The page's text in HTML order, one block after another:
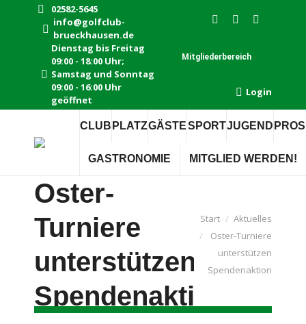
02582-5645
info@golfclub-
brueckhausen.de
Dienstag bis Freitag
09:00 - 18:00 Uhr;
Samstag und Sonntag
09:00 - 16:00 Uhr
geöffnet
Instagram
opens
Facebook
opens
new
E-
in
window
Mitgliederbereich
Login
CLUB PLATZGÄSTESPORTJUGEND PROS
GASTRONOMIE MITGLIED WERDEN!
Oster-
Turniere
unterstützen
Spendenaktion
Sie befinden sich hier:
Start
Aktuelles
Oster-Turniere
unterstützen
Spendenaktion